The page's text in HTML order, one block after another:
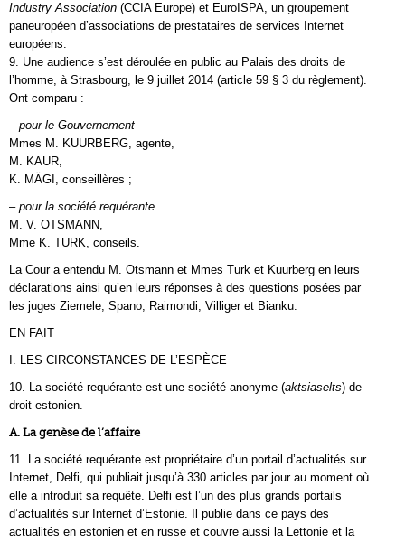
Industry Association (CCIA Europe) et EuroISPA, un groupement
paneuropéen d’associations de prestataires de services Internet
européens.
9. Une audience s’est déroulée en public au Palais des droits de
l’homme, à Strasbourg, le 9 juillet 2014 (article 59 § 3 du règlement).
Ont comparu :
– pour le Gouvernement
Mmes M. KUURBERG, agente,
M. KAUR,
K. MÄGI, conseillères ;
– pour la société requérante
M. V. OTSMANN,
Mme K. TURK, conseils.
La Cour a entendu M. Otsmann et Mmes Turk et Kuurberg en leurs
déclarations ainsi qu’en leurs réponses à des questions posées par
les juges Ziemele, Spano, Raimondi, Villiger et Bianku.
EN FAIT
I. LES CIRCONSTANCES DE L’ESPÈCE
10. La société requérante est une société anonyme (aktsiaselts) de
droit estonien.
A. La genèse de l’affaire
11. La société requérante est propriétaire d’un portail d’actualités sur
Internet, Delfi, qui publiait jusqu’à 330 articles par jour au moment où
elle a introduit sa requête. Delfi est l’un des plus grands portails
d’actualités sur Internet d’Estonie. Il publie dans ce pays des
actualités en estonien et en russe et couvre aussi la Lettonie et la